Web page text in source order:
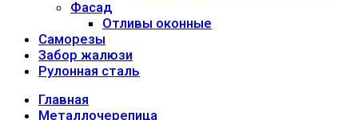
Фасад
Отливы оконные
Саморезы
Забор жалюзи
Рулонная сталь
Главная
Металлочерепица